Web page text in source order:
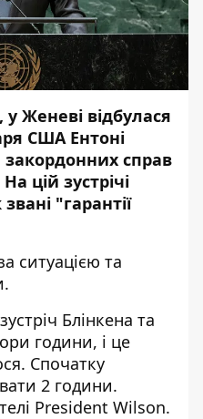
Женеві відбулася
США Ентоні
закордонних справ
цій зустрічі
"гарантії
ситуацією та
Блінкена та
години, і це
Спочатку
2 години.
President Wilson.